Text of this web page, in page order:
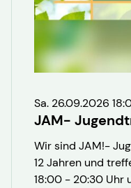
Sa. 26.09.2026
JAM-
Wir sind JAM!-
12 Jahren und
18:00 - 20:30 Uhr